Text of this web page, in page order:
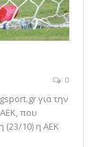
0
για την
που
(23/10) η ΑΕΚ